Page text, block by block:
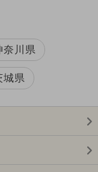
奈川県
城県